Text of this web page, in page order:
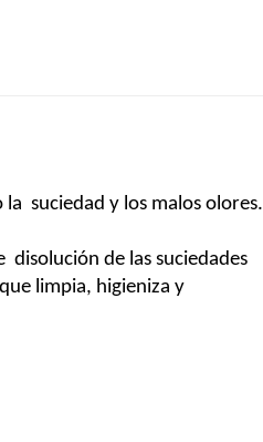
la suciedad y los malos olores.
disolución de las suciedades
limpia, higieniza y